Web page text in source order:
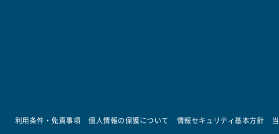
利用条件・免責事項 個人情報の保護について 情報セキュリティ基本方針